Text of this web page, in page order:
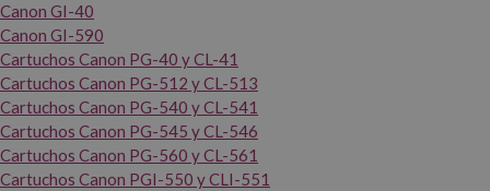
Canon GI-40
Canon GI-590
Cartuchos Canon PG-40 y CL-41
Cartuchos Canon PG-512 y CL-513
Cartuchos Canon PG-540 y CL-541
Cartuchos Canon PG-545 y CL-546
Cartuchos Canon PG-560 y CL-561
Cartuchos Canon PGI-550 y CLI-551